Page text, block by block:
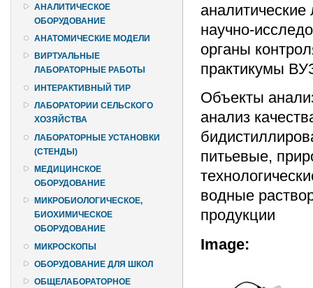
АНАЛИТИЧЕСКОЕ
ОБОРУДОВАНИЕ
АНАТОМИЧЕСКИЕ МОДЕЛИ
ВИРТУАЛЬНЫЕ
ЛАБОРАТОРНЫЕ РАБОТЫ
ИНТЕРАКТИВНЫЙ ТИР
ЛАБОРАТОРИИ СЕЛЬСКОГО
ХОЗЯЙСТВА
ЛАБОРАТОРНЫЕ УСТАНОВКИ
(СТЕНДЫ)
МЕДИЦИНСКОЕ
ОБОРУДОВАНИЕ
МИКРОБИОЛОГИЧЕСКОЕ,
БИОХИМИЧЕСКОЕ
ОБОРУДОВАНИЕ
МИКРОСКОПЫ
ОБОРУДОВАНИЕ ДЛЯ ШКОЛ
ОБЩЕЛАБОРАТОРНОЕ
научно-
органы
практикумы
Объекты
анализ
питьевые,
водные
продукции
Image: